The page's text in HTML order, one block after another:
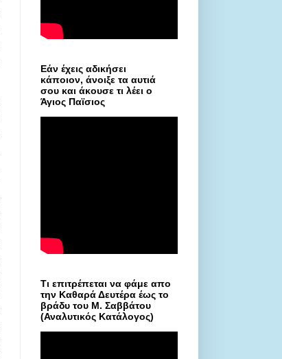
Εάν έχεις αδικήσει
κάποιον, άνοιξε τα αυτιά
σου και άκουσε τι λέει ο
Άγιος Παϊσιος
Τι επιτρέπεται να φάμε απο
την Καθαρά Δευτέρα έως το
βράδυ του Μ. Σαββάτου
(Αναλυτικός Κατάλογος)